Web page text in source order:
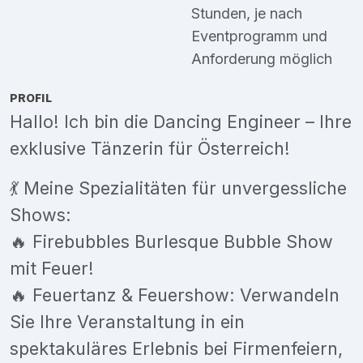
Stunden, je nach
Eventprogramm und
Anforderung möglich
PROFIL
Hallo! Ich bin die Dancing Engineer – Ihre
exklusive Tänzerin für Österreich!
💃 Meine Spezialitäten für unvergessliche
Shows:
🔥 Firebubbles Burlesque Bubble Show
mit Feuer!
🔥 Feuertanz & Feuershow: Verwandeln
Sie Ihre Veranstaltung in ein
spektakuläres Erlebnis bei Firmenfeiern,